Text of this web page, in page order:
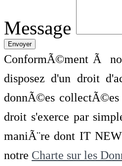
Message
ConformÃ©ment Ã
disposez d'un droit
donnÃ©es
droit s'exerce par
maniÃ¨re dont IT
notre Charte sur les